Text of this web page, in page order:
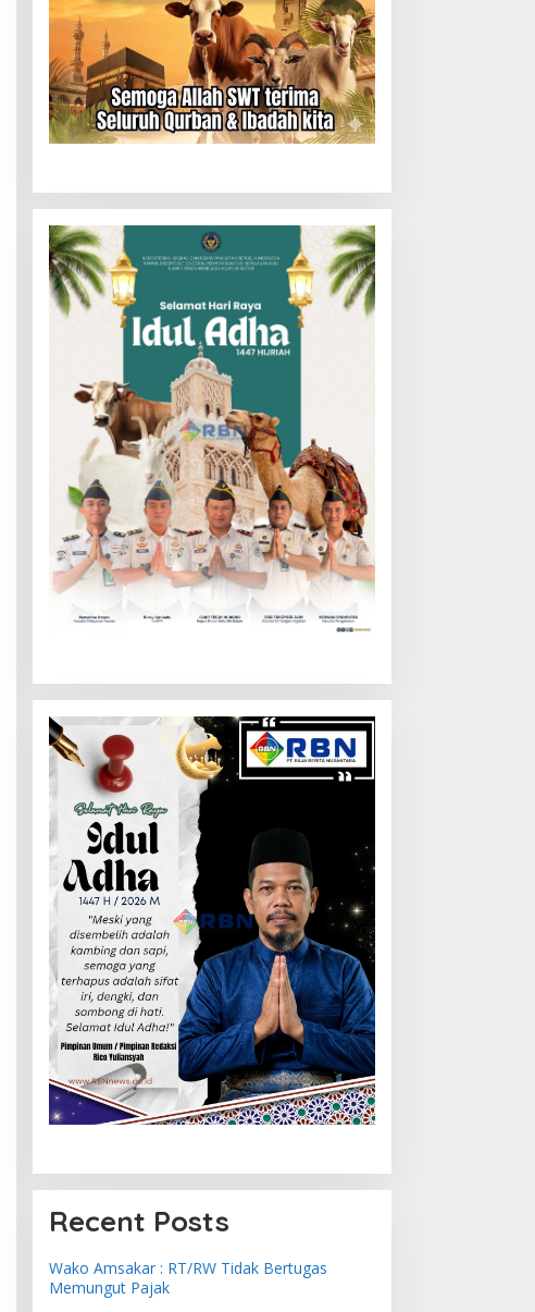
Recent Posts
Wako Amsakar : RT/RW Tidak Bertugas
Memungut Pajak